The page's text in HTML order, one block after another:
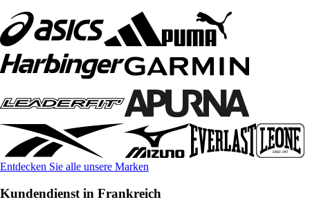
Entdecken Sie alle unsere Marken
Kundendienst in Frankreich